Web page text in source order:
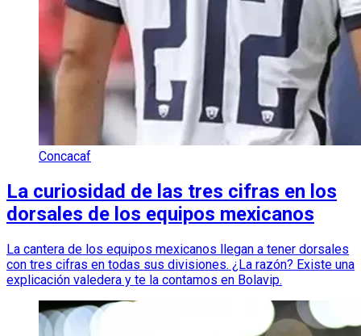
Concacaf
La curiosidad de las tres cifras en los
dorsales de los equipos mexicanos
La cantera de los equipos mexicanos llegan a tener dorsales
con tres cifras en todas sus divisiones. ¿La razón? Existe una
explicación valedera y te la contamos en Bolavip.